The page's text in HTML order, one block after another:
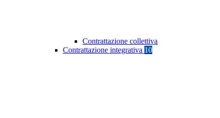
Contrattazione collettiva
Contrattazione integrativa 10